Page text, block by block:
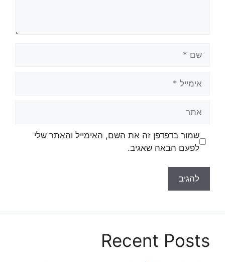
שמור בדפדפן זה את השם, האימייל והאתר שלי
לפעם הבאה שאגיב.
Recent Posts